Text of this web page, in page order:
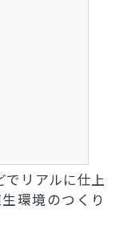
リアルに仕上
環境のつくり